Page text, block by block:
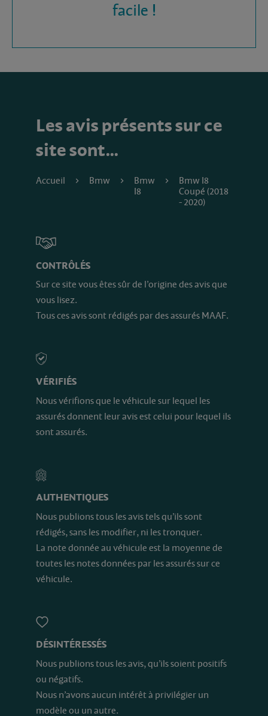
facile !
Les avis présents sur ce
site sont…
Accueil Bmw
Bmw
I8
Bmw I8
Coupé (2018
- 2020)
CONTRÔLÉS
Sur ce site vous êtes sûr de l’origine des avis que
vous lisez.
Tous ces avis sont rédigés par des assurés MAAF.
VÉRIFIÉS
Nous vérifions que le véhicule sur lequel les
assurés donnent leur avis est celui pour lequel ils
sont assurés.
AUTHENTIQUES
Nous publions tous les avis tels qu’ils sont
rédigés, sans les modifier, ni les tronquer.
La note donnée au véhicule est la moyenne de
toutes les notes données par les assurés sur ce
véhicule.
DÉSINTÉRESSÉS
Nous publions tous les avis, qu’ils soient positifs
ou négatifs.
Nous n’avons aucun intérêt à privilégier un
modèle ou un autre.